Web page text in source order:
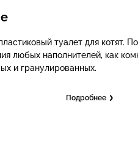
туалет для котят.
любых наполнителей, как
и гранулированных.
Подробнее